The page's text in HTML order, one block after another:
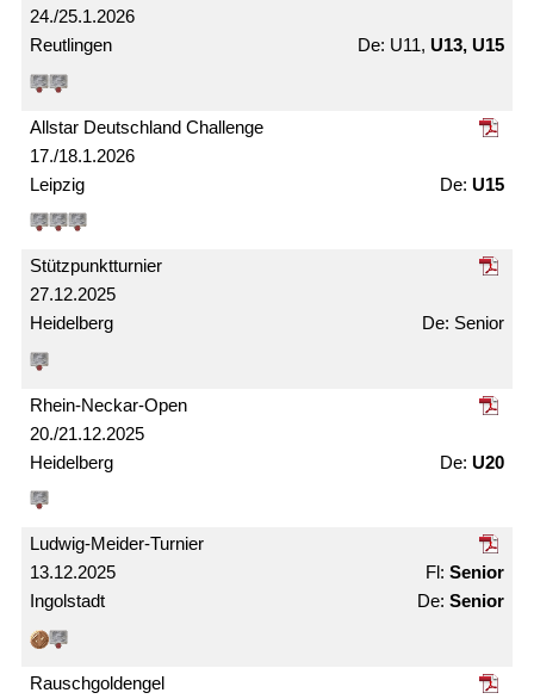
24./25.1.2026
Reutlingen U11, U13, U15
17./18.1.2026
Allstar Deutschland Challenge
Leipzig U15
27.12.2025
Stützpunkt­turnier
Heidelberg Senior
20./21.12.2025
Rhein-Neckar-Open
Heidelberg U20
13.12.2025
Ludwig-Meider-Turnier
Ingolstadt
Senior
Senior
Rausch­gold­engel